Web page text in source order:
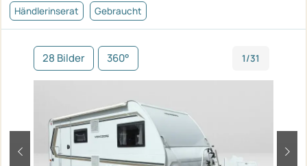
Händlerinserat Gebraucht
28 Bilder 360° 1/31
zurück